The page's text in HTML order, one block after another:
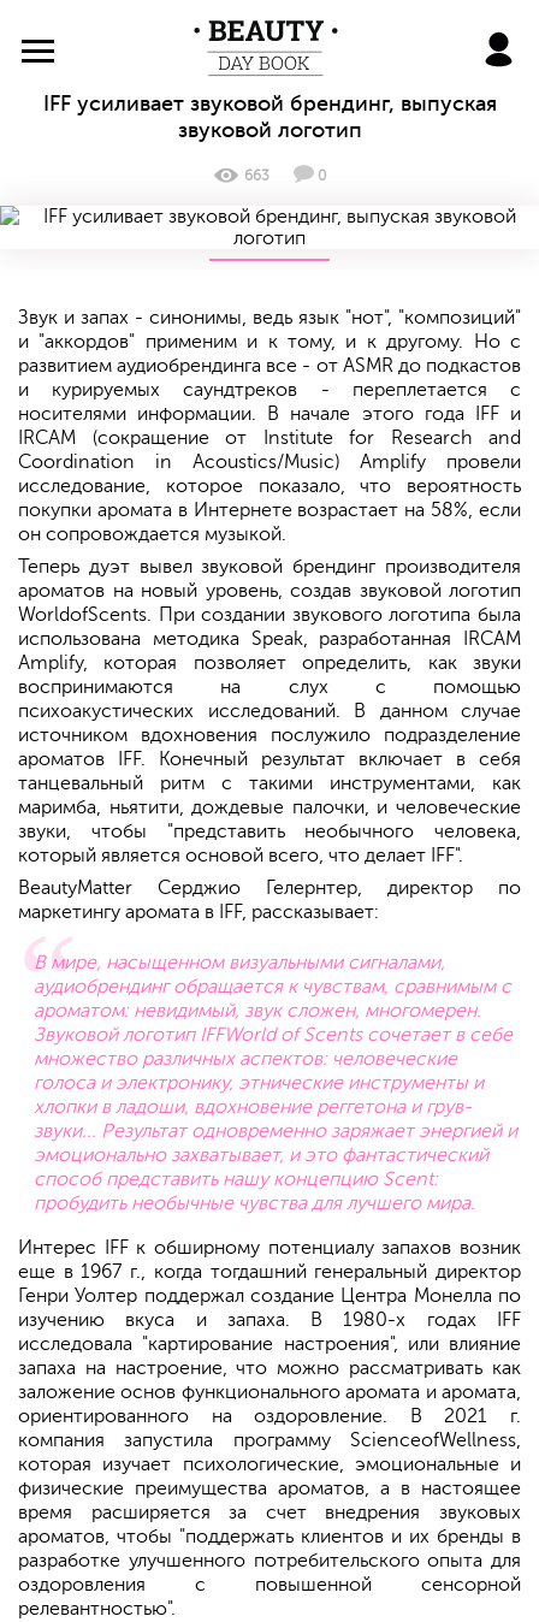
BeautyDayBook
IFF усиливает звуковой брендинг, выпуская
звуковой логотип
663 0
Звук и запах - синонимы, ведь язык "нот", "композиций"
и "аккордов" применим и к тому, и к другому. Но с
развитием аудиобрендинга все - от ASMR до подкастов
и курируемых саундтреков - переплетается с
носителями информации. В начале этого года IFF и
IRCAM (сокращение от Institute for Research and
Coordination in Acoustics/Music) Amplify провели
исследование, которое показало, что вероятность
покупки аромата в Интернете возрастает на 58%, если
он сопровождается музыкой.
Теперь дуэт вывел звуковой брендинг производителя
ароматов на новый уровень, создав звуковой логотип
WorldofScents. При создании звукового логотипа была
использована методика Speak, разработанная IRCAM
Amplify, которая позволяет определить, как звуки
воспринимаются на слух с помощью
психоакустических исследований. В данном случае
источником вдохновения послужило подразделение
ароматов IFF. Конечный результат включает в себя
танцевальный ритм с такими инструментами, как
маримба, ньятити, дождевые палочки, и человеческие
звуки, чтобы "представить необычного человека,
который является основой всего, что делает IFF".
BeautyMatter Серджио Гелернтер, директор по
маркетингу аромата в IFF, рассказывает:
В мире, насыщенном визуальными сигналами,
аудиобрендинг обращается к чувствам, сравнимым с
ароматом: невидимый, звук сложен, многомерен.
Звуковой логотип IFFWorld of Scents сочетает в себе
множество различных аспектов: человеческие
голоса и электронику, этнические инструменты и
хлопки в ладоши, вдохновение реггетона и грув-
звуки... Результат одновременно заряжает энергией и
эмоционально захватывает, и это фантастический
способ представить нашу концепцию Scent:
пробудить необычные чувства для лучшего мира.
Интерес IFF к обширному потенциалу запахов возник
еще в 1967 г., когда тогдашний генеральный директор
Генри Уолтер поддержал создание Центра Монелла по
изучению вкуса и запаха. В 1980-х годах IFF
исследовала "картирование настроения", или влияние
запаха на настроение, что можно рассматривать как
заложение основ функционального аромата и аромата,
ориентированного на оздоровление. В 2021 г.
компания запустила программу ScienceofWellness,
которая изучает психологические, эмоциональные и
физические преимущества ароматов, а в настоящее
время расширяется за счет внедрения звуковых
ароматов, чтобы "поддержать клиентов и их бренды в
разработке улучшенного потребительского опыта для
оздоровления с повышенной сенсорной
релевантностью".